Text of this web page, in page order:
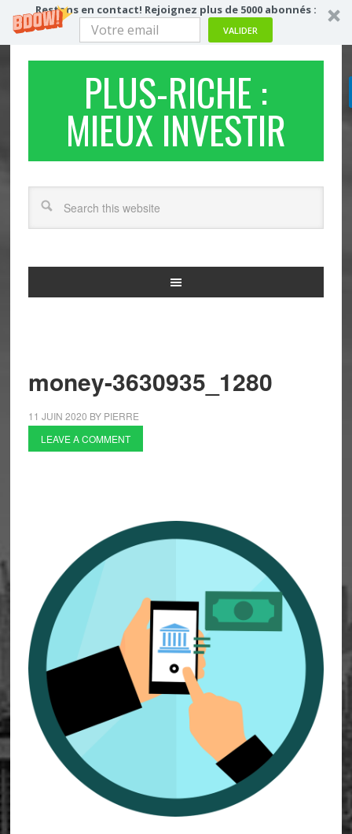
Restons en contact! Rejoignez plus de 5000 abonnés :
VALIDER
PLUS-RICHE :
MIEUX INVESTIR
money-3630935_1280
11 JUIN 2020 BY PIERRE
LEAVE A COMMENT